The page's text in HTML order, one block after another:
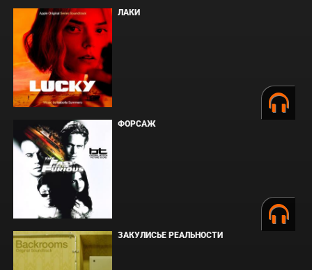
ЛАКИ
ФОРСАЖ
ЗАКУЛИСЬЕ РЕАЛЬНОСТИ